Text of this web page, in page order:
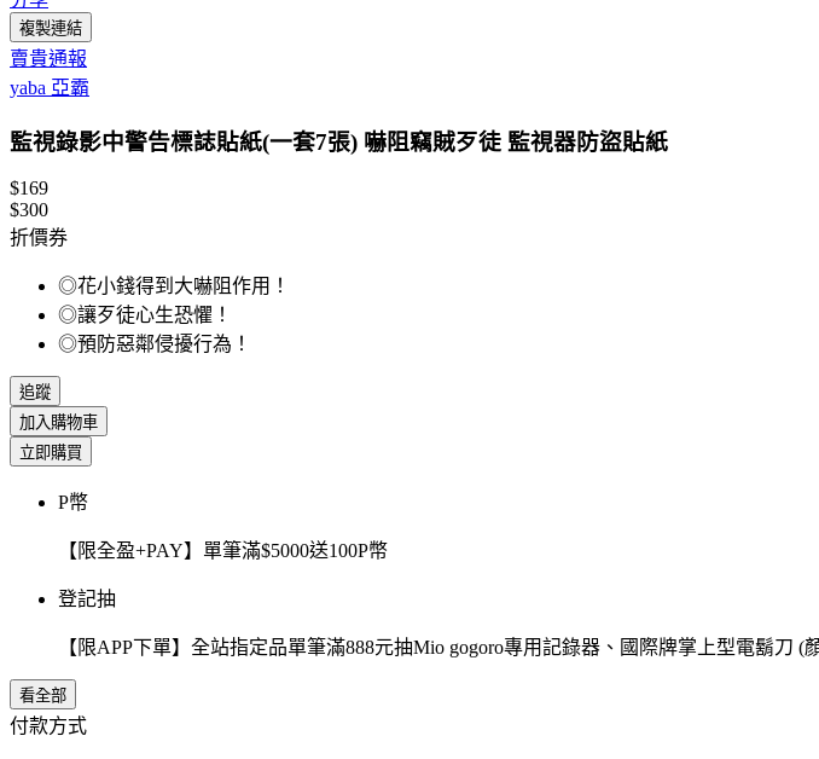
複製連結
賣貴通報
yaba 亞霸
監視錄影中警告標誌貼紙(一套7張) 嚇阻竊賊歹徒 監視器防盜貼紙
$169
$300
折價券
◎花小錢得到大嚇阻作用！
◎讓歹徒心生恐懼！
◎預防惡鄰侵擾行為！
追蹤
加入購物車
立即購買
P幣
【限全盈+PAY】單筆滿$5000送100P幣
登記抽
【限APP下單】全站指定品單筆滿888元抽Mio gogoro專用記錄器、國際牌掌上型電鬍刀 (
看全部
付款方式